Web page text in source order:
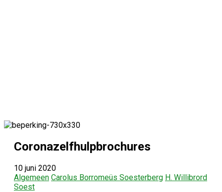
Coronazelfhulpbrochures
10 juni 2020
Algemeen Carolus Borromeüs Soesterberg H. Willibrord
Soest